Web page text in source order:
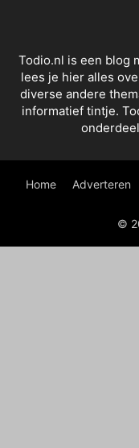
Todio.nl is een blog
lees je hier alles
diverse andere
informatief tintje.
Home Adverteren
©